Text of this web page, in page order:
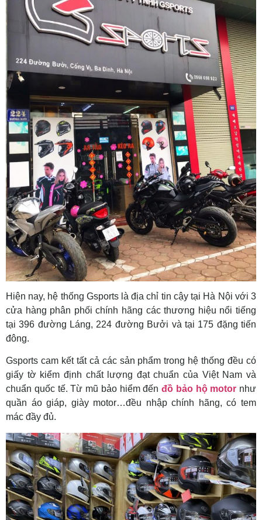
Hiện nay, hệ thống Gsports là địa chỉ tin cậy tại Hà Nội với 3
cửa hàng phân phối chính hãng các thương hiệu nổi tiếng
tại 396 đường Láng, 224 đường Bưởi và tại 175 đặng tiến
đông.
Gsports cam kết tất cả các sản phẩm trong hệ thống đều có
giấy tờ kiểm định chất lượng đạt chuẩn của Việt Nam và
chuẩn quốc tế. Từ mũ bảo hiểm đến đồ bảo hộ motor như
quần áo giáp, giày motor…đều nhập chính hãng, có tem
mác đầy đủ.